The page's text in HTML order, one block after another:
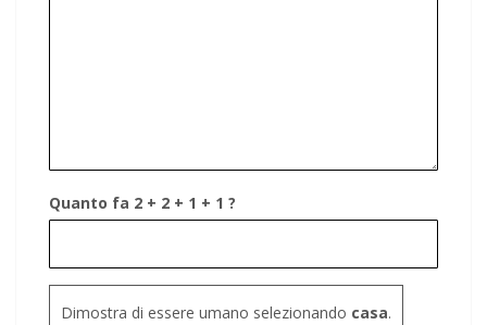
Quanto fa 2 + 2 + 1 + 1 ?
Dimostra di essere umano selezionando casa.